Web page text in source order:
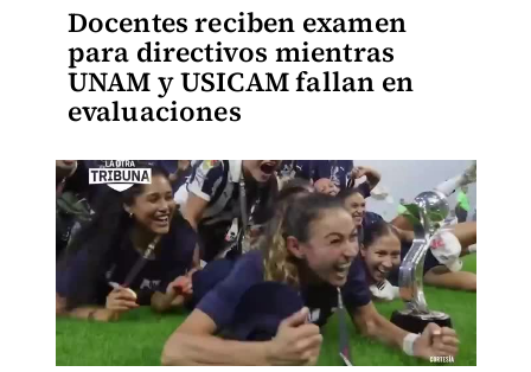
Docentes reciben examen
para directivos mientras
UNAM y USICAM fallan en
evaluaciones